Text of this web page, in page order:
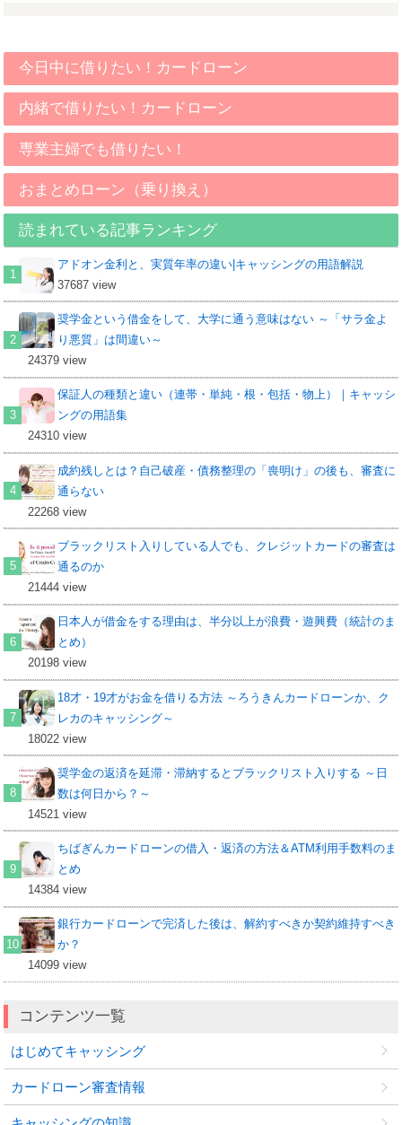
今日中に借りたい！カードローン
内緒で借りたい！カードローン
専業主婦でも借りたい！
おまとめローン（乗り換え）
読まれている記事ランキング
アドオン金利と、実質年率の違い|キャッシングの用語解説
37687 view
奨学金という借金をして、大学に通う意味はない ～「サラ金よ
り悪質」は間違い～
24379 view
保証人の種類と違い（連帯・単純・根・包括・物上）｜キャッシ
ングの用語集
24310 view
成約残しとは？自己破産・債務整理の「喪明け」の後も、審査に
通らない
22268 view
ブラックリスト入りしている人でも、クレジットカードの審査は
通るのか
21444 view
日本人が借金をする理由は、半分以上が浪費・遊興費（統計のま
とめ）
20198 view
18才・19才がお金を借りる方法 ～ろうきんカードローンか、ク
レカのキャッシング～
18022 view
奨学金の返済を延滞・滞納するとブラックリスト入りする ～日
数は何日から？～
14521 view
ちばぎんカードローンの借入・返済の方法＆ATM利用手数料のま
とめ
14384 view
銀行カードローンで完済した後は、解約すべきか契約維持すべき
か？
14099 view
コンテンツ一覧
はじめてキャッシング
カードローン審査情報